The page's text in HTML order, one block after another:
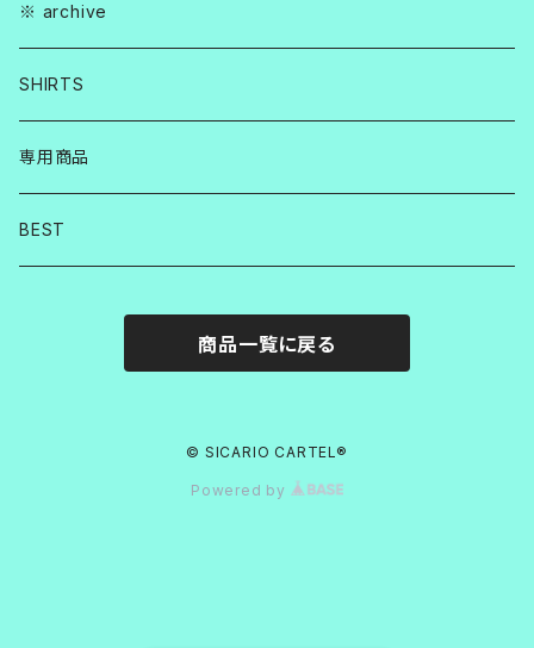
※ archive
SHIRTS
専用商品
BEST
商品一覧に戻る
© SICARIO CARTEL®︎
Powered by